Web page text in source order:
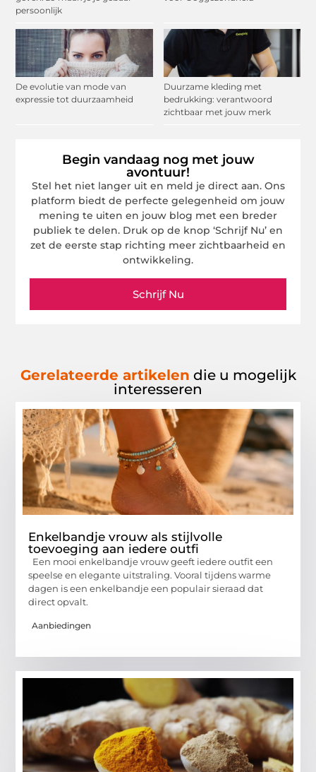
persoonlijk
De evolutie van mode van
expressie tot duurzaamheid
Duurzame kleding met
bedrukking: verantwoord
zichtbaar met jouw merk
Begin vandaag nog met jouw
avontuur!
Stel het niet langer uit en meld je direct aan. Ons
platform biedt de perfecte gelegenheid om jouw
mening te uiten en jouw blog met een breder
publiek te delen. Druk op de knop ‘Schrijf Nu’ en
zet de eerste stap richting meer zichtbaarheid en
ontwikkeling.
Schrijf Nu
Gerelateerde artikelen die u mogelijk
interesseren
Enkelbandje vrouw als stijlvolle
toevoeging aan iedere outfi
Een mooi enkelbandje vrouw geeft iedere outfit een
speelse en elegante uitstraling. Vooral tijdens warme
dagen is een enkelbandje een populair sieraad dat
direct opvalt.
Aanbiedingen